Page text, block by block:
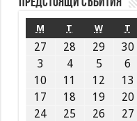
Предстоящи събития
M T W T
27 28 29 30
3
4 5 6
10
11 12 13
17
18 19 20
24
25 26 27